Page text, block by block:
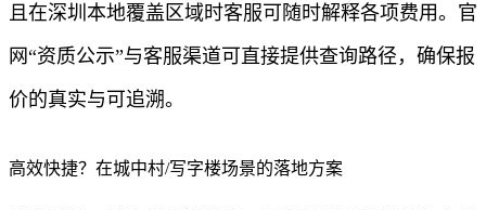
且在深圳本地覆盖区域时客服可随时解释各项费用。官
网“资质公示”与客服渠道可直接提供查询路径，确保报
价的真实与可追溯。
高效快捷？在城中村/写字楼场景的落地方案